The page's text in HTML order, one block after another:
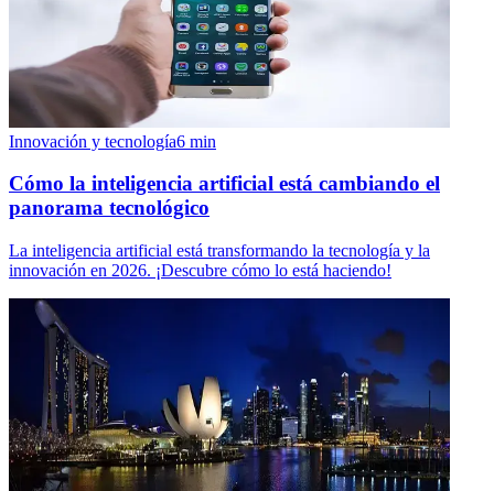
Innovación y tecnología6 min
Cómo la inteligencia artificial está cambiando el
panorama tecnológico
La inteligencia artificial está transformando la tecnología y la
innovación en 2026. ¡Descubre cómo lo está haciendo!